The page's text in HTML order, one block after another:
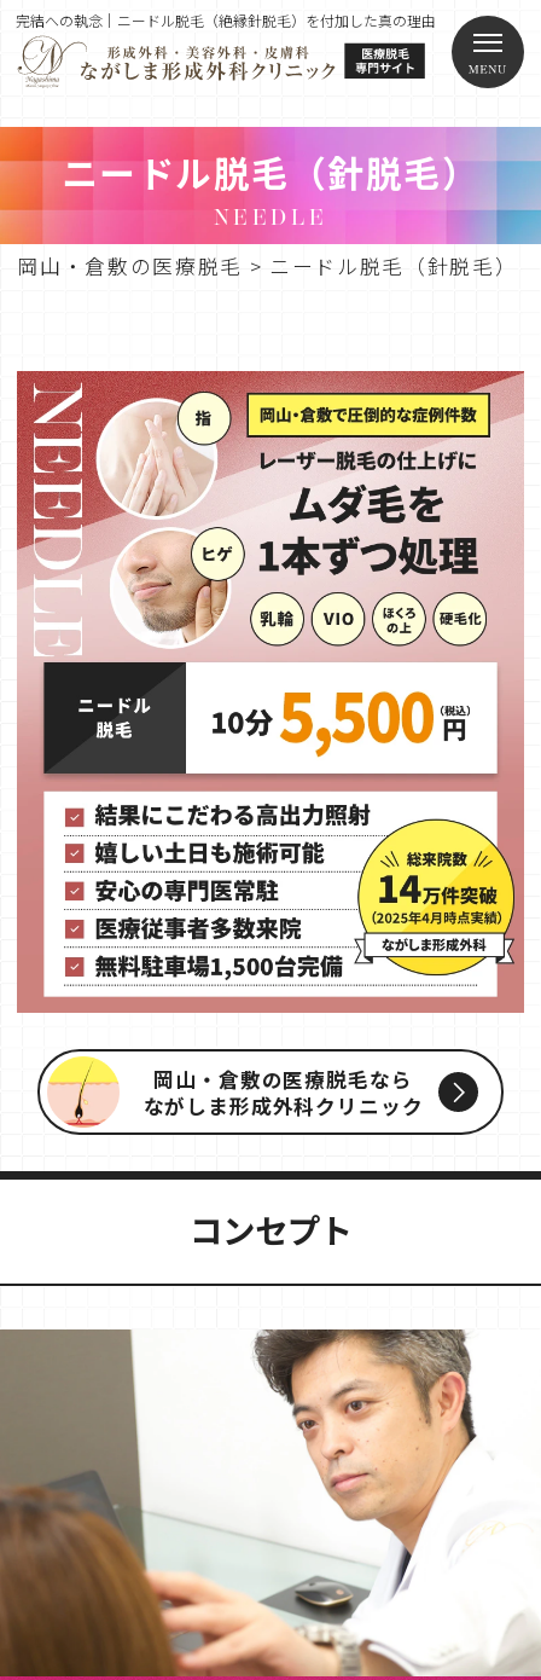
完結への執念｜ニードル脱毛（絶縁針脱毛）を付加した真の理由
ニードル脱毛（針脱毛）
NEEDLE
岡山・倉敷の医療脱毛 > ニードル脱毛（針脱毛）
岡山・倉敷の医療脱毛なら
ながしま形成外科クリニック
コンセプト